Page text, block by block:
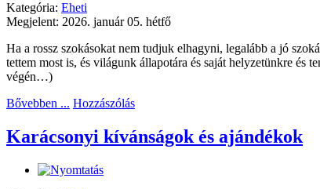
Kategória: Eheti
Megjelent: 2026. január 05. hétfő
Ha a rossz szokásokat nem tudjuk elhagyni, legalább a jó
tettem most is, és világunk állapotára és saját helyzetünkre és
végén…)
Bővebben ... Hozzászólás
Karácsonyi kívánságok és ajándékok